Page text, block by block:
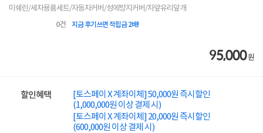
미쉐린/세차용품세트/자동차커버/성에방지커버/차앞유리덮개
0건 지금 후기쓰면 적립금 2배!
95,000원
할인혜택
[토스페이 X 계좌이체] 50,000원 즉시할인
(1,000,000원 이상 결제 시)
[토스페이 X 계좌이체] 20,000원 즉시할인
(600,000원 이상 결제 시)